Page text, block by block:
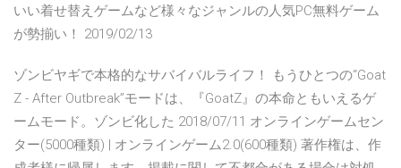
いい着せ替えゲームなど様々なジャンルの人気PC無料ゲーム
が勢揃い！ 2019/02/13
ゾンビヤギで本格的なサバイバルライフ！ もうひとつの“Goat
Z - After Outbreak”モードは、『GoatZ』の本命ともいえるゲ
ームモード。ゾンビ化した 2018/07/11 オンラインゲームセン
ター(5000種類) | オンラインゲーム2.0(600種類) 著作権は、作